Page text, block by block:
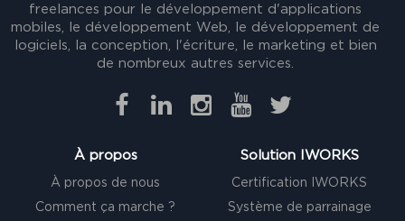
freelances pour le développement d'applications
mobiles, le développement Web, le développement de
logiciels, la conception, l'écriture, le marketing et bien
de nombreux autres services.
À propos
À propos de nous
Comment ça marche ?
Solution IWORKS
Certification IWORKS
Système de parrainage